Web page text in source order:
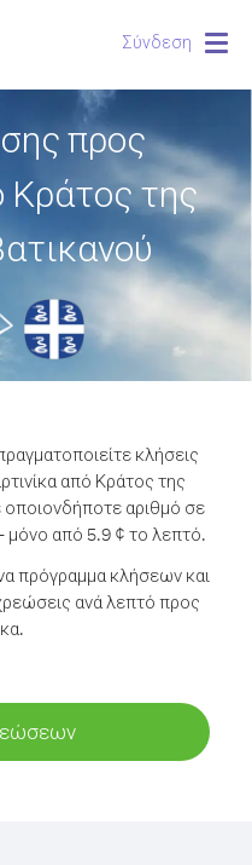
Σύνδεση
προς
Κράτος της
κλήσεις
από Κράτος της
αριθμό σε
μόνο από 5.9 ¢ το λεπτό.
πρόγραμμα κλήσεων και
ανά λεπτό προς